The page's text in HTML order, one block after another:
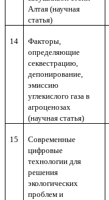
Алтая (научная
статья)
14
Факторы,
определяющие
секвестрацию,
депонирование,
эмиссию
углекислого газа в
агроценозах
(научная статья)
15
Современные
цифровые
технологии для
решения
экологических
проблем и